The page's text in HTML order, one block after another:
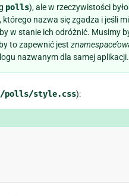
polls), ale w rzeczywistości
nazwa się zgadza i jeśli
w stanie ich odróżnić. Musimy
to zapewnić jest
nazwanym dla samej aplikacji.
style.css):